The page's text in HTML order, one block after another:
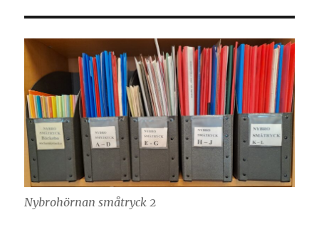
Nybrohörnan småtryck 2